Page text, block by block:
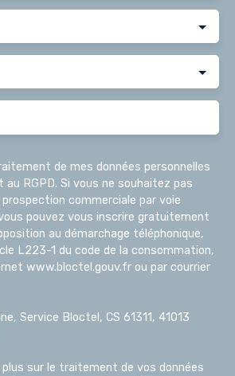
de mes données personnelles
RGPD. Si vous ne souhaitez pas
commerciale par voie
pouvez vous inscrire gratuitement
au démarchage téléphonique,
L223-1 du code de la consommation,
www.bloctel.gouv.fr ou par courrier
Service Bloctel, CS 61311, 41013
plus sur le traitement de vos données